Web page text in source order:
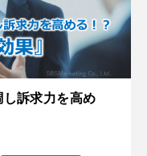
訴求力を高め